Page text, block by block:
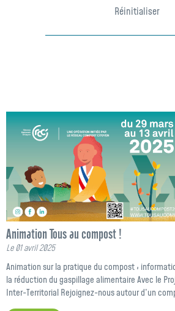
Réinitialiser
Animation Tous au compost !
Le 01 avril 2025
Animation sur la pratique du compost ;
la réduction du gaspillage alimentaire Avec le
Inter-Territorial Rejoignez-nous autour d’un